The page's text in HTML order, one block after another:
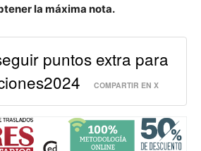
la máxima nota.
puntos extra para
COMPARTIR EN X